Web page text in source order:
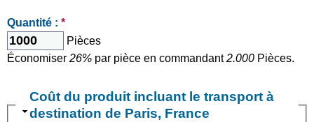
Quantité : *
Pièces
Économiser 26% par pièce en commandant2.000 Pièces.
Coût du produit incluant le transport à
destination de Paris, France